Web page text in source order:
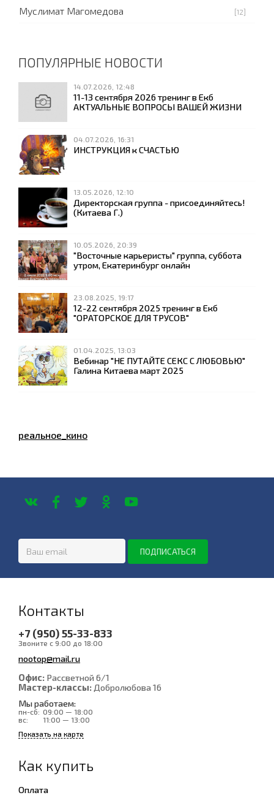
Муслимат Магомедова [12]
ПОПУЛЯРНЫЕ НОВОСТИ
14.07.2026, 12:48
11-13 сентября 2026 тренинг в Екб
АКТУАЛЬНЫЕ ВОПРОСЫ ВАШЕЙ ЖИЗНИ
04.07.2026, 16:31
ИНСТРУКЦИЯ к СЧАСТЬЮ
13.05.2026, 12:10
Директорская группа - присоединяйтесь!
(Китаева Г.)
10.05.2026, 20:39
"Восточные карьеристы" группа, суббота
утром, Екатеринбург онлайн
23.08.2025, 19:17
12-22 сентября 2025 тренинг в Екб
"ОРАТОРСКОЕ ДЛЯ ТРУСОВ"
01.04.2025, 13:03
Вебинар "НЕ ПУТАЙТЕ СЕКС С ЛЮБОВЬЮ"
Галина Китаева март 2025
реальное_кино
Контакты
+7 (950) 55-33-833
Звоните с 9:00 до 18:00
nootop@mail.ru
Офис: Рассветной 6/1
Мастер-классы: Добролюбова 16
Мы работаем:
пн-сб: 09:00 — 18:00
вс:
11:00 — 13:00
Показать на карте
Как купить
Оплата